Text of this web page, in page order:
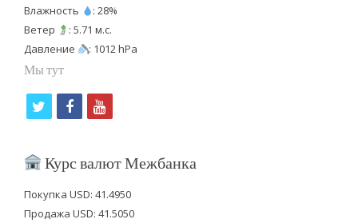
Влажность
: 28%
Ветер
: 5.71 м.с.
Давление
: 1012 hPa
Мы тут
i
t
f
c
b
y
u
u
Курс валют Межбанка
Покупка USD: 41.4950
Продажа USD: 41.5050